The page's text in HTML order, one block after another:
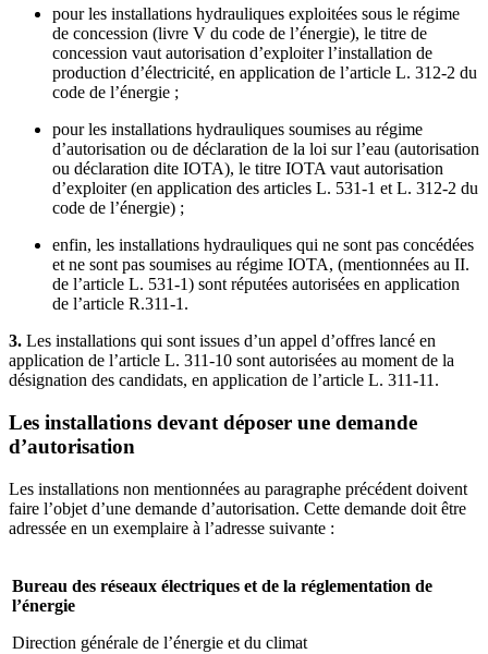
pour les installations hydrauliques exploitées sous le régime
de concession (livre V du code de l’énergie), le titre de
concession vaut autorisation d’exploiter l’installation de
production d’électricité, en application de l’article L. 312-2 du
code de l’énergie ;
pour les installations hydrauliques soumises au régime
d’autorisation ou de déclaration de la loi sur l’eau (autorisation
ou déclaration dite IOTA), le titre IOTA vaut autorisation
d’exploiter (en application des articles L. 531-1 et L. 312-2 du
code de l’énergie) ;
enfin, les installations hydrauliques qui ne sont pas concédées
et ne sont pas soumises au régime IOTA, (mentionnées au II.
de l’article L. 531-1) sont réputées autorisées en application
de l’article R.311-1.
3. Les installations qui sont issues d’un appel d’offres lancé en
application de l’article L. 311-10 sont autorisées au moment de la
désignation des candidats, en application de l’article L. 311-11.
Les installations devant déposer une demande
d’autorisation
Les installations non mentionnées au paragraphe précédent doivent
faire l’objet d’une demande d’autorisation. Cette demande doit être
adressée en un exemplaire à l’adresse suivante :
Bureau des réseaux électriques et de la réglementation de
l’énergie
Direction générale de l’énergie et du climat